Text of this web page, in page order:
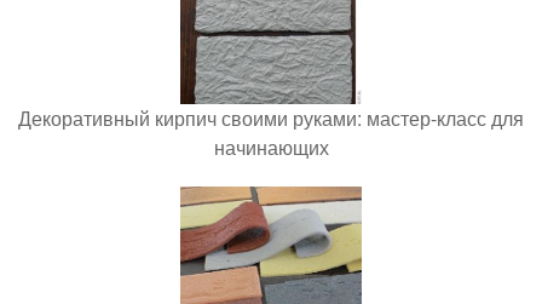
Декоративный кирпич своими руками: мастер-класс для
начинающих